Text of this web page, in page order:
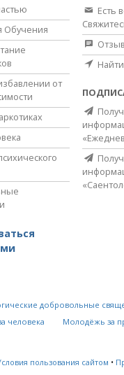
Обучения
от
Есть
добровольные
человека
Молодёжь за
пользования сайтом •